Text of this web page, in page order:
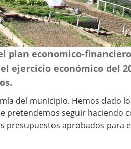
plan economico-
ejercicio económico del
del municipio. Hemos dado
pretendemos seguir haciendo
presupuestos aprobados para